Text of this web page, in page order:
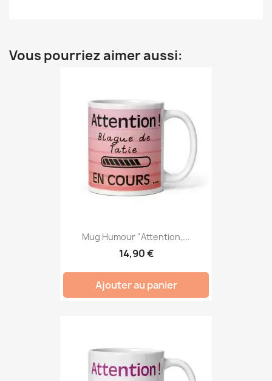
Vous pourriez aimer aussi:
Mug Humour "Attention,...
14,90 €
Ajouter au panier